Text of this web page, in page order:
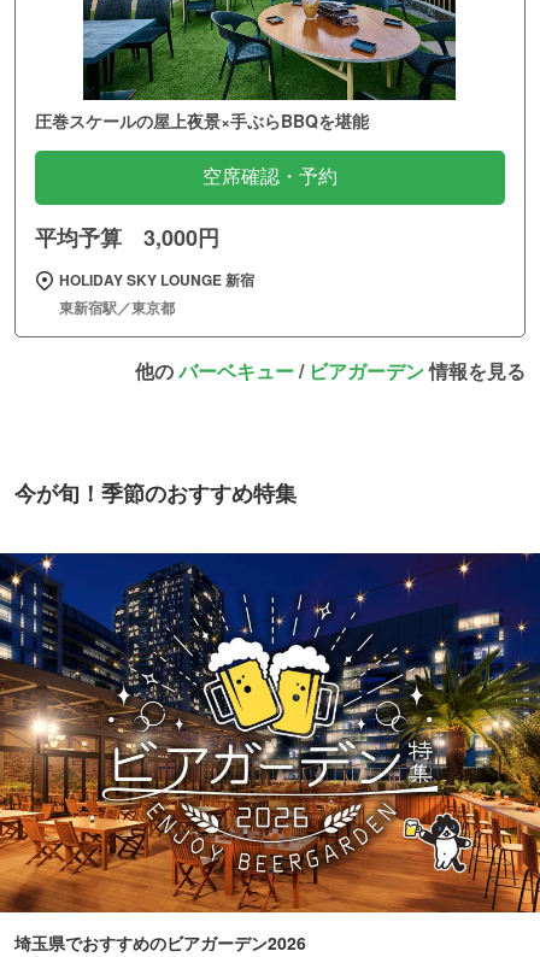
圧巻スケールの屋上夜景×手ぶらBBQを堪能
空席確認・予約
平均予算 3,000円
HOLIDAY SKY LOUNGE 新宿
東新宿駅／東京都
他のバーベキュー/ ビアガーデン情報を見る
今が旬！季節のおすすめ特集
埼玉県でおすすめのビアガーデン2026